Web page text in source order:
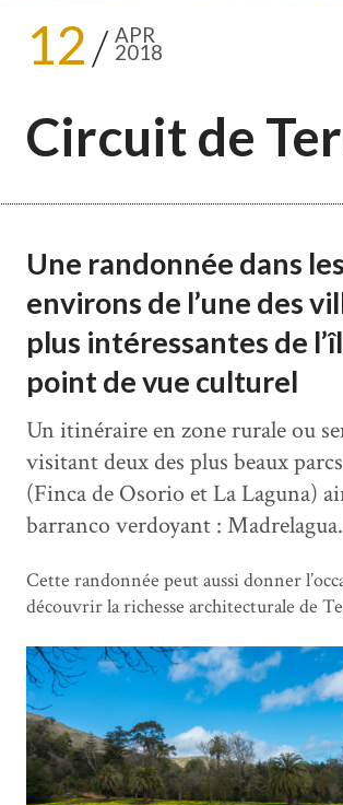
12 APR
2018
Circuit de
Une randonnée dans les
environs de l’une des
plus intéressantes de
point de vue culturel
Un itinéraire en zone rurale ou
visitant deux des plus beaux
(Finca de Osorio et La Laguna)
barranco verdoyant : Madrelagua.
Cette randonnée peut aussi donner
découvrir la richesse architecturale de